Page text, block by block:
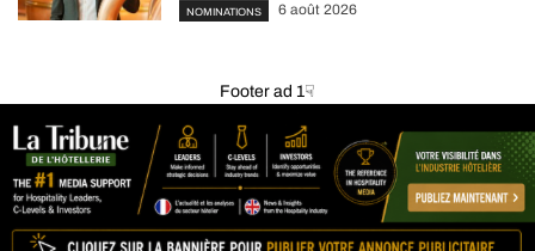
NOMINATIONS 6 août 2026
Footer ad 1☟